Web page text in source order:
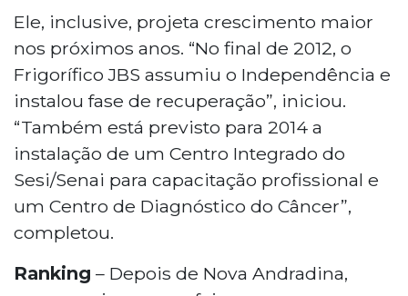
Ele, inclusive, projeta crescimento maior
nos próximos anos. “No final de 2012, o
Frigorífico JBS assumiu o Independência e
instalou fase de recuperação”, iniciou.
“Também está previsto para 2014 a
instalação de um Centro Integrado do
Sesi/Senai para capacitação profissional e
um Centro de Diagnóstico do Câncer”,
completou.
Ranking – Depois de Nova Andradina,